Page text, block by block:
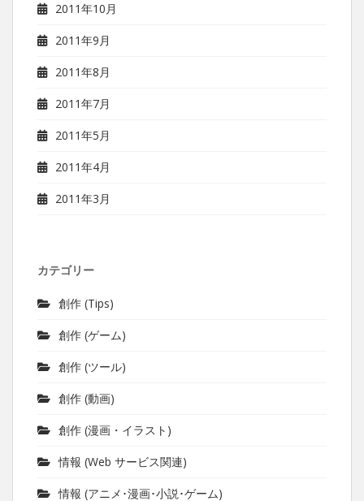
2011年10月
2011年9月
2011年8月
2011年7月
2011年5月
2011年4月
2011年3月
カテゴリー
創作 (Tips)
創作 (ゲーム)
創作 (ツール)
創作 (動画)
創作 (漫画・イラスト)
情報 (Web サービス関連)
情報 (アニメ･漫画･小説･ゲーム)